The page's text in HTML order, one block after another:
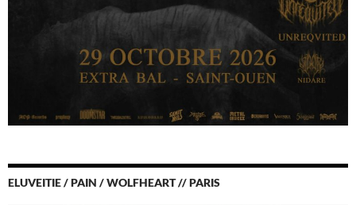
ELUVEITIE / PAIN / WOLFHEART // PARIS